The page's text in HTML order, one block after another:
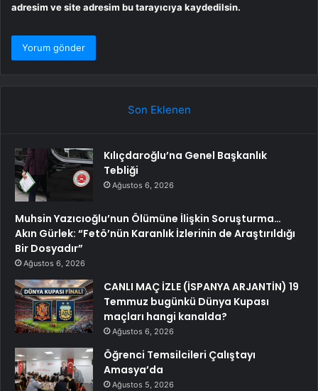
adresim ve site adresim bu tarayıcıya kaydedilsin.
Son Eklenen
Kılıçdaroğlu’na Genel Başkanlık
Tebliği
Ağustos 6, 2026
Muhsin Yazıcıoğlu’nun Ölümüne İlişkin Soruşturma…
Akın Gürlek: “Fetö’nün Karanlık İzlerinin de Araştırıldığı
Bir Dosyadır”
Ağustos 6, 2026
CANLI MAÇ İZLE (İSPANYA ARJANTİN) 19
Temmuz bugünkü Dünya Kupası
maçları hangi kanalda?
Ağustos 6, 2026
Öğrenci Temsilcileri Çalıştayı
Amasya’da
Ağustos 5, 2026